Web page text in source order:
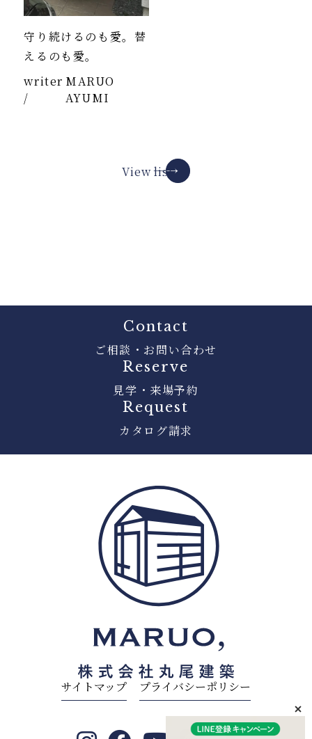
守り続けるのも愛。替
えるのも愛。
writer
/
MARUO
AYUMI
View list
Contact
ご相談・お問い合わせ
Reserve
見学・来場予約
Request
カタログ請求
サイトマップ プライバシーポリシー